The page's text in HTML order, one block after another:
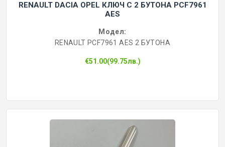
RENAULT DACIA OPEL КЛЮЧ С 2 БУТОНА PCF7961
AES
Модел:
RENAULT PCF7961 AES 2 БУТОНА
€51.00(99.75лв.)